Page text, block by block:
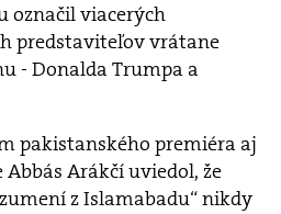
označil viacerých
predstaviteľov vrátane
- Donalda Trumpa a
pakistanského premiéra aj
Arákčí uviedol, že
z Islamabadu“ nikdy